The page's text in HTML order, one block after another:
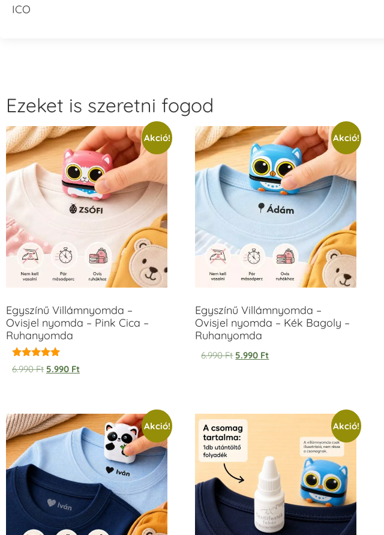
ICO
Ezeket is szeretni fogod
Akció!
Egyszínű Villámnyomda –
Ovisjel nyomda – Pink Cica –
Ruhanyomda
Értékelés:
5.00
6.990Ft 5.990 Ft
Akció!
Egyszínű Villámnyomda –
Ovisjel nyomda – Kék Bagoly –
Ruhanyomda
6.990Ft 5.990 Ft
Akció! Akció!